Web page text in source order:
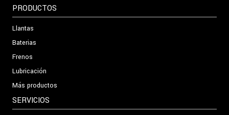
PRODUCTOS
Llantas
Baterias
Frenos
Lubricación
Más productos
SERVICIOS